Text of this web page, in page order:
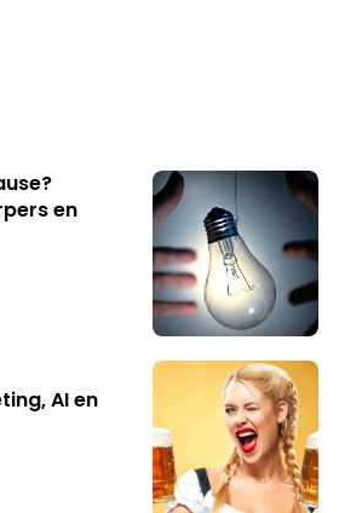
en
AI en